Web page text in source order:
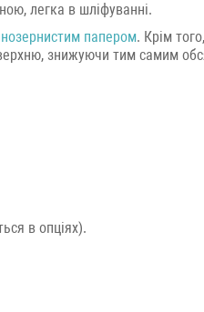
легка в шліфуванні.
папером. Крім
знижуючи тим самим
в опціях).